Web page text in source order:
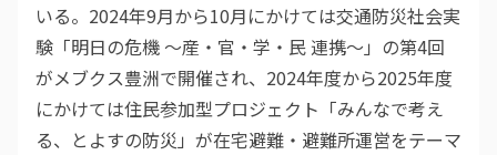
いる。2024年9月から10月にかけては交通防災社会実
験「明日の危機 〜産・官・学・民 連携〜」の第4回
がメブクス豊洲で開催され、2024年度から2025年度
にかけては住民参加型プロジェクト「みんなで考え
る、とよすの防災」が在宅避難・避難所運営をテーマ